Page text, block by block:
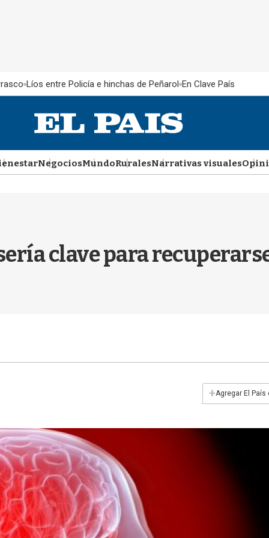
Líos entre Policía e hinchas de Peñarol En Clave País
NegociosMundoRuralesNarrativas visuales
clave para
+Agregar El País